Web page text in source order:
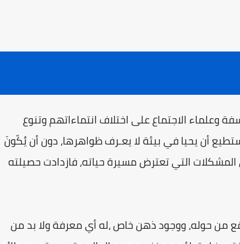
وعلماء الاجتماع على اختلاف انتماءاتهم وتنوع
أن يحيا في بيئة لا يعـرف ظواهرها، دون أن يُكّونَ
التي تعترض مسيرة حياته، فازدادت حصيلته
من حوله، ووجود ذهن خاص ،له أي معرفة ولا بد من